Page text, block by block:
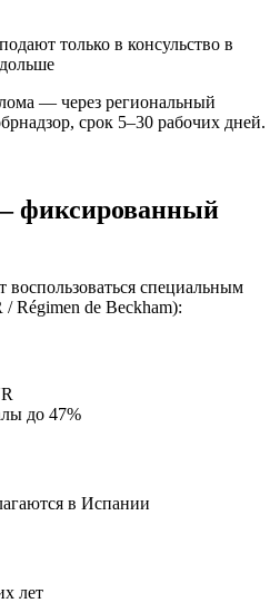
только в консульство в
— через региональный
срок 5–30 рабочих дней.
фиксированный
специальным
Régimen de Beckham):
до 47%
в Испании
лет